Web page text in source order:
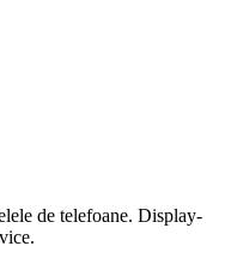
de telefoane. Display-